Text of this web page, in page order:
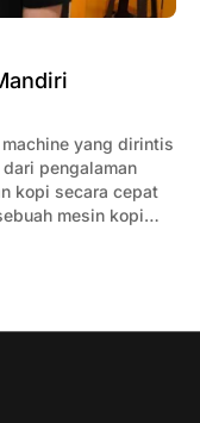
yang dirintis
pengalaman
kopi secara cepat
mesin kopi
machine dengan